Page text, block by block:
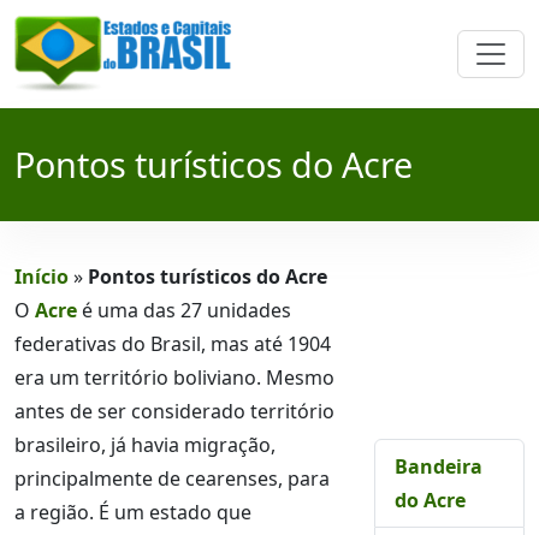
Pontos turísticos do Acre
Início» Pontos turísticos do Acre
O Acre é uma das 27 unidades
federativas do Brasil, mas até 1904
era um território boliviano. Mesmo
antes de ser considerado território
brasileiro, já havia migração,
principalmente de cearenses, para
a região. É um estado que
Bandeira
do Acre